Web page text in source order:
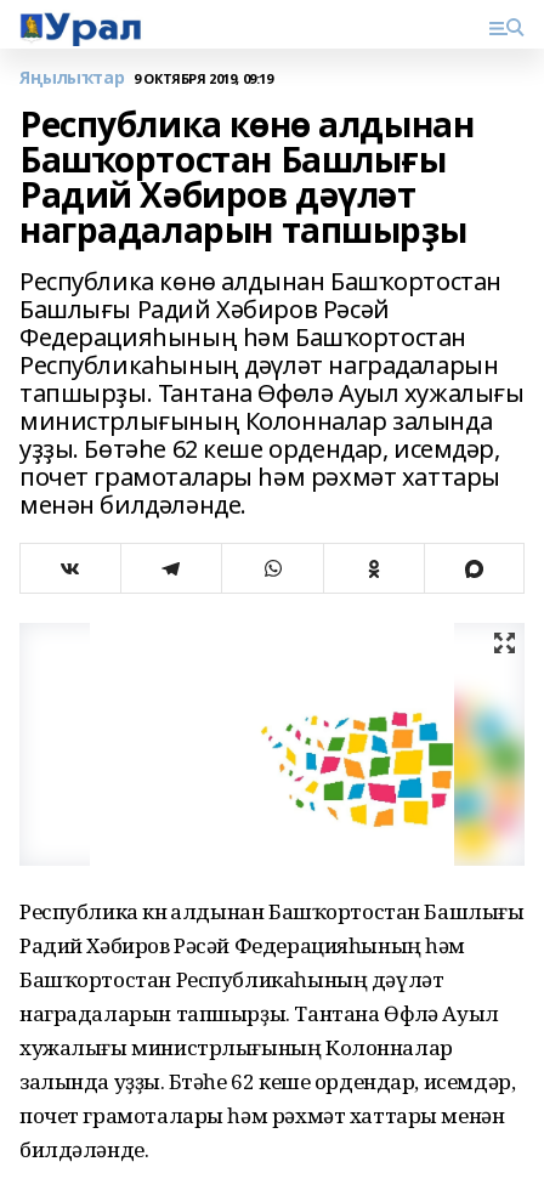
Яңылыҡтар 9 ОКТЯБРЯ 2019, 09:19
Республика көнө алдынан
Башҡортостан Башлығы
Радий Хәбиров дәүләт
наградаларын тапшырҙы
Республика көнө алдынан Башҡортостан
Башлығы Радий Хәбиров Рәсәй
Федерацияһының һәм Башҡортостан
Республикаһының дәүләт наградаларын
тапшырҙы. Тантана Өфөлә Ауыл хужалығы
министрлығының Колонналар залында
уҙҙы. Бөтәһе 62 кеше ордендар, исемдәр,
почет грамоталары һәм рәхмәт хаттары
менән билдәләнде.
Республика көнө алдынан Башҡортостан Башлығы
Радий Хәбиров Рәсәй Федерацияһының һәм
Башҡортостан Республикаһының дәүләт
наградаларын тапшырҙы. Тантана Өфөлә Ауыл
хужалығы министрлығының Колонналар
залында уҙҙы. Бөтәһе 62 кеше ордендар, исемдәр,
почет грамоталары һәм рәхмәт хаттары менән
билдәләнде.